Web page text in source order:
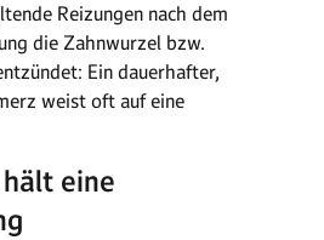
Reizungen nach dem
die Zahnwurzel bzw.
Ein dauerhafter,
weist oft auf eine
eine